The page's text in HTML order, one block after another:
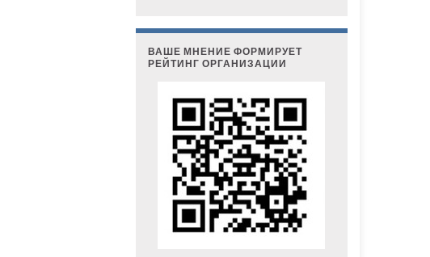
ВАШЕ МНЕНИЕ ФОРМИРУЕТ
РЕЙТИНГ ОРГАНИЗАЦИИ